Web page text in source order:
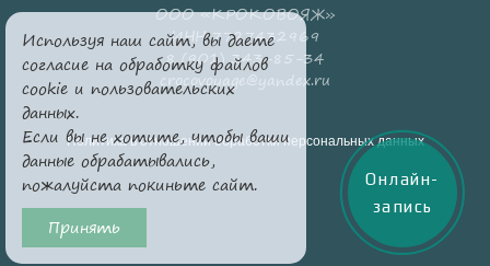
ООО «КРОКОВОЯЖ»
ИНН 7727432969
8 (901) 343-85-34
crocovoyage@yandex.ru
Политика в отношении обработки персональных данных
Используя наш сайт, вы даете
согласие на обработку файлов
cookie и пользовательских
данных.
Если вы не хотите, чтобы ваши
данные обрабатывались,
пожалуйста покиньте сайт.
Принять
Онлайн-
запись